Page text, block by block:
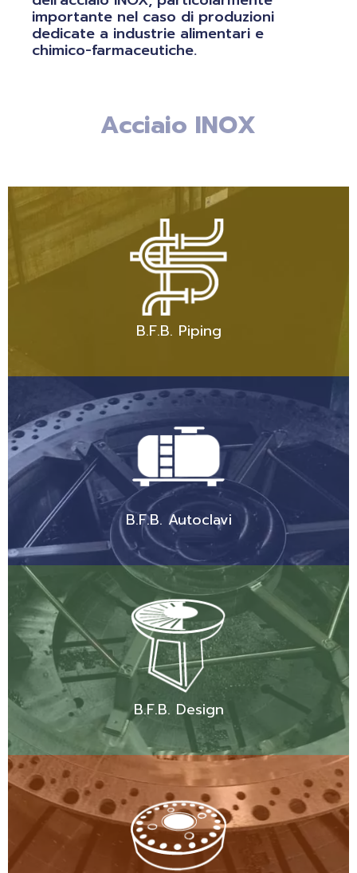
importante nel caso di produzioni
dedicate a industrie alimentari e
chimico-farmaceutiche.
B.F.B. Piping
B.F.B. Autoclavi
B.F.B. Design